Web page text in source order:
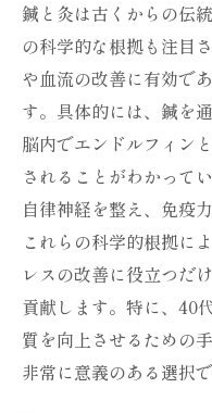
鍼と灸は古くからの伝
の科学的な根拠も注目
や血流の改善に有効で
す。具体的には、鍼を
脳内でエンドルフィン
されることがわかって
自律神経を整え、免疫
これらの科学的根拠に
レスの改善に役立つだ
貢献します。特に、40
質を向上させるための
非常に意義のある選択で